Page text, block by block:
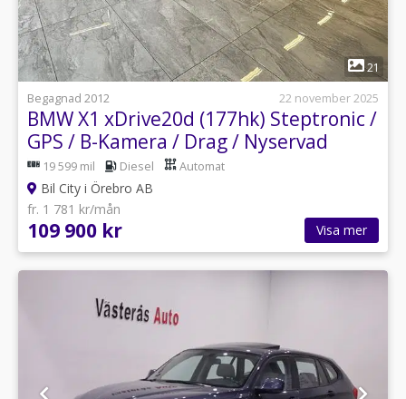
1
21
Begagnad 2012
22 november 2025
BMW X1 xDrive20d (177hk) Steptronic /
GPS / B-Kamera / Drag / Nyservad
19 599 mil Diesel Automat
Bil City i Örebro AB
fr. 1 781 kr/mån
109 900 kr Visa mer